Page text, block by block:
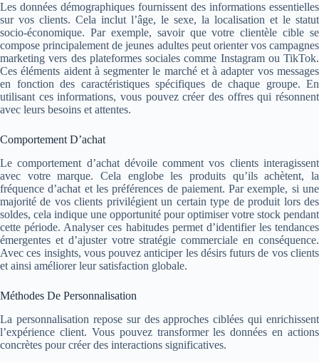
Les données démographiques fournissent des informations essentielles
sur vos clients. Cela inclut l’âge, le sexe, la localisation et le statut
socio-économique. Par exemple, savoir que votre clientèle cible se
compose principalement de jeunes adultes peut orienter vos campagnes
marketing vers des plateformes sociales comme Instagram ou TikTok.
Ces éléments aident à segmenter le marché et à adapter vos messages
en fonction des caractéristiques spécifiques de chaque groupe. En
utilisant ces informations, vous pouvez créer des offres qui résonnent
avec leurs besoins et attentes.
Comportement D’achat
Le comportement d’achat dévoile comment vos clients interagissent
avec votre marque. Cela englobe les produits qu’ils achètent, la
fréquence d’achat et les préférences de paiement. Par exemple, si une
majorité de vos clients privilégient un certain type de produit lors des
soldes, cela indique une opportunité pour optimiser votre stock pendant
cette période. Analyser ces habitudes permet d’identifier les tendances
émergentes et d’ajuster votre stratégie commerciale en conséquence.
Avec ces insights, vous pouvez anticiper les désirs futurs de vos clients
et ainsi améliorer leur satisfaction globale.
Méthodes De Personnalisation
La personnalisation repose sur des approches ciblées qui enrichissent
l’expérience client. Vous pouvez transformer les données en actions
concrètes pour créer des interactions significatives.